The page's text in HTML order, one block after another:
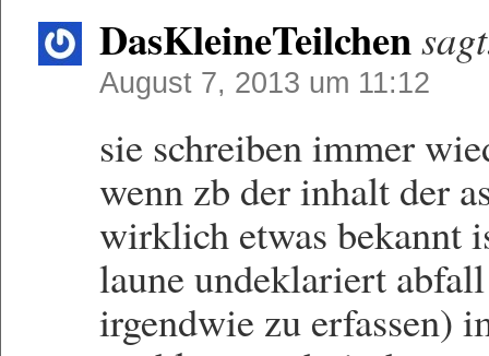
DasKleineTeilchen
August 7, 2013 um 11:12
sie schreiben immer
wenn zb der inhalt der
wirklich etwas bekannt
laune undeklariert
irgendwie zu erfassen)